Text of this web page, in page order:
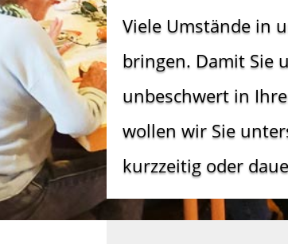
Viele Umstände in
bringen. Damit Sie
unbeschwert in
wollen wir Sie
kurzzeitig oder